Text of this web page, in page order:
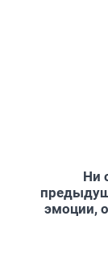
Ни
эмоции,